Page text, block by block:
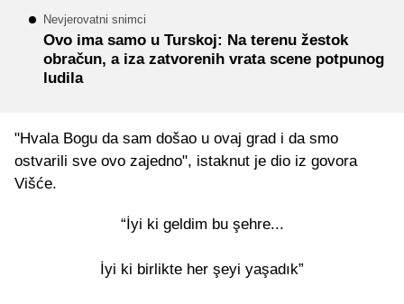
Nevjerovatni snimci
Ovo ima samo u Turskoj: Na terenu žestok
obračun, a iza zatvorenih vrata scene potpunog
ludila
"Hvala Bogu da sam došao u ovaj grad i da smo
ostvarili sve ovo zajedno", istaknut je dio iz govora
Višće.
“İyi ki geldim bu şehre...
İyi ki birlikte her şeyi yaşadık”